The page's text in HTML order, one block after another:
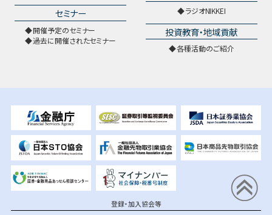
セミナー
開催予定のセミナー
過去に開催されたセミナー
ラジオNIKKEI
投資教育・地域貢献
各種活動のご紹介
登録・加入協会等